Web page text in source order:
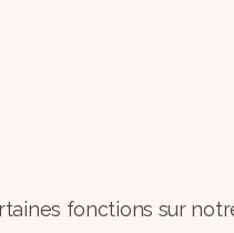
fonctions sur